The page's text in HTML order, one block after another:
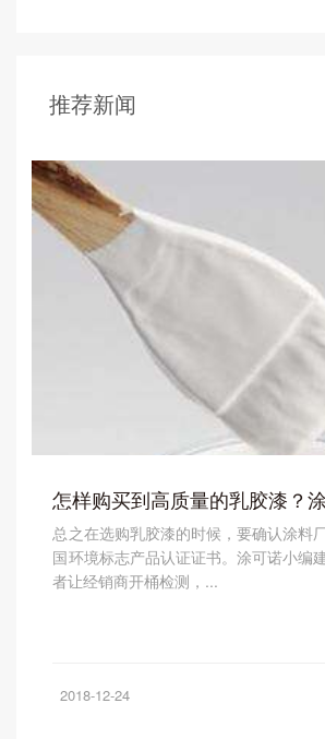
推荐新闻
总之在选购乳胶漆的时候，要确认涂料
国环境标志产品认证证书。涂可诺小编
者让经销商开桶检测，...
2018-12-24